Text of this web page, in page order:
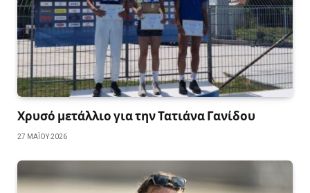
Χρυσό μετάλλιο για την Τατιάνα Γανίδου
27 ΜΑΪ́ΟΥ 2026